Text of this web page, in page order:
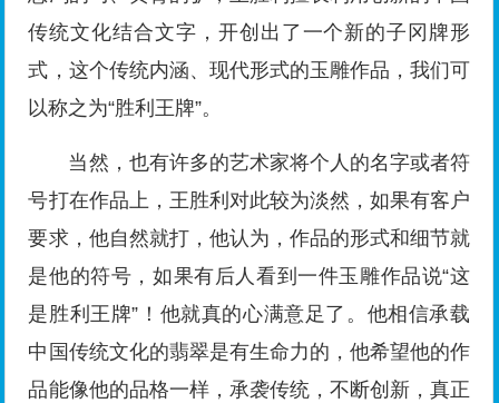
传统文化结合文字，开创出了一个新的子冈牌形
式，这个传统内涵、现代形式的玉雕作品，我们可
以称之为“胜利王牌”。
当然，也有许多的艺术家将个人的名字或者符
号打在作品上，王胜利对此较为淡然，如果有客户
要求，他自然就打，他认为，作品的形式和细节就
是他的符号，如果有后人看到一件玉雕作品说“这
是胜利王牌”！他就真的心满意足了。他相信承载
中国传统文化的翡翠是有生命力的，他希望他的作
品能像他的品格一样，承袭传统，不断创新，真正